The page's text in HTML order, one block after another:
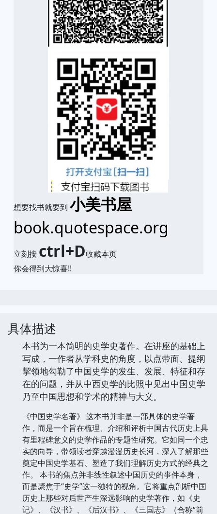
想要找书就要到 小美书屋
book.quotespace.org
立刻按 ctrl+D收藏本页
你会得到大惊喜!!
具体描述
本书为一本简明的史学史著作。在讲座的基础上
写成，一作者从学科史的角度，以点带面、提纲
挈领地勾勒了中国史学的发生、发展、特征和存
在的问题，并从中西史学的比照中见出中国史学
乃至中国思想和学术的精神与大义。
《中国史学名著》 这本书并非是一部具体的史学著
作，而是一个旨在梳理、介绍和评析中国古代历史上具
有里程碑意义的史学作品的专题性研究。它如同一个忠
实的向导，带领读者穿越漫漫历史长河，深入了解那些
奠定中国史学基石、塑造了我们理解历史方式的经典之
作。 本书的焦点并非线性叙述中国历史的事件本身，
而是聚焦于“史学”这一独特的视角。它将重点剖析中国
历史上那些对后世产生深远影响的史学著作，如《史
记》、《汉书》、《后汉书》、《三国志》（合称“前